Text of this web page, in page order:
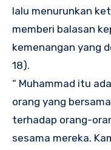
lalu menurunkan
memberi balasan
kemenangan yang
18).
“ Muhammad itu
orang yang
terhadap orang-
sesama mereka.